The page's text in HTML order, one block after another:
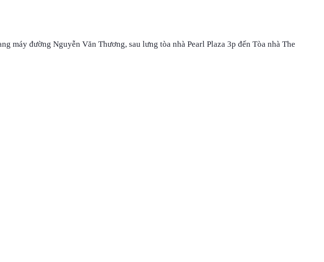
máy đường Nguyễn Văn Thương, sau lưng tòa nhà Pearl Plaza 3p đến Tòa nhà The